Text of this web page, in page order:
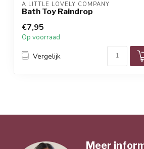
A LITTLE LOVELY COMPANY
Bath Toy Raindrop
€7,95
Op voorraad
Vergelijk
Meer